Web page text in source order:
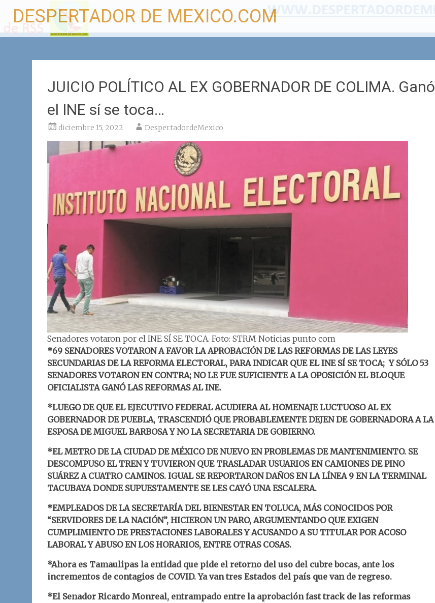
contenido
DESPERTADOR DE MEXICO.COM
JUICIO POLÍTICO AL EX GOBERNADOR DE COLIMA. Ganó
el INE sí se toca…
diciembre 15, 2022 DespertadordeMexico
Senadores votaron por el INE SÍ SE TOCA. Foto: STRM Noticias punto com
*69 SENADORES VOTARON A FAVOR LA APROBACIÓN DE LAS REFORMAS DE LAS LEYES
SECUNDARIAS DE LA REFORMA ELECTORAL, PARA INDICAR QUE EL INE SÍ SE TOCA; Y SÓLO 53
SENADORES VOTARON EN CONTRA; NO LE FUE SUFICIENTE A LA OPOSICIÓN EL BLOQUE
OFICIALISTA GANÓ LAS REFORMAS AL INE.
*LUEGO DE QUE EL EJECUTIVO FEDERAL ACUDIERA AL HOMENAJE LUCTUOSO AL EX
GOBERNADOR DE PUEBLA, TRASCENDIÓ QUE PROBABLEMENTE DEJEN DE GOBERNADORA A LA
ESPOSA DE MIGUEL BARBOSA Y NO LA SECRETARIA DE GOBIERNO.
*EL METRO DE LA CIUDAD DE MÉXICO DE NUEVO EN PROBLEMAS DE MANTENIMIENTO. SE
DESCOMPUSO EL TREN Y TUVIERON QUE TRASLADAR USUARIOS EN CAMIONES DE PINO
SUÁREZ A CUATRO CAMINOS. IGUAL SE REPORTARON DAÑOS EN LA LÍNEA 9 EN LA TERMINAL
TACUBAYA DONDE SUPUESTAMENTE SE LES CAYÓ UNA ESCALERA.
*EMPLEADOS DE LA SECRETARÍA DEL BIENESTAR EN TOLUCA, MÁS CONOCIDOS POR
“SERVIDORES DE LA NACIÓN”, HICIERON UN PARO, ARGUMENTANDO QUE EXIGEN
CUMPLIMIENTO DE PRESTACIONES LABORALES Y ACUSANDO A SU TITULAR POR ACOSO
LABORAL Y ABUSO EN LOS HORARIOS, ENTRE OTRAS COSAS.
*Ahora es Tamaulipas la entidad que pide el retorno del uso del cubre bocas, ante los
incrementos de contagios de COVID. Ya van tres Estados del país que van de regreso.
*El Senador Ricardo Monreal, entrampado entre la aprobación fast track de las reformas